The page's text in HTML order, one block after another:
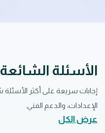
الأسئلة الشائعة
الإعدادات، والدعم الفني.
عرض الكل